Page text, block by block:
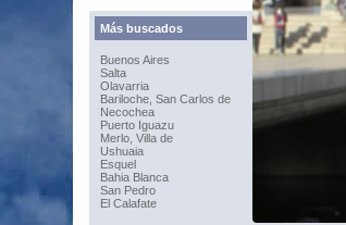
Más buscados
Buenos Aires
Salta
Olavarria
Bariloche, San Carlos de
Necochea
Puerto Iguazu
Merlo, Villa de
Ushuaia
Esquel
Bahia Blanca
San Pedro
El Calafate